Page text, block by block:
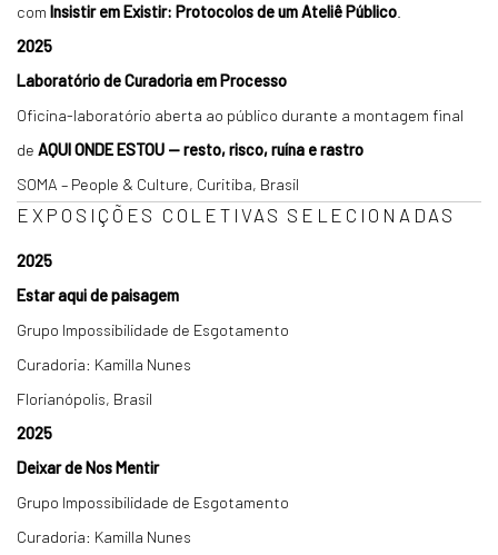
com Insistir em Existir: Protocolos de um Ateliê Público
2025
Laboratório de Curadoria em Processo
Oficina-laboratório aberta ao público durante a montagem final
de AQUI ONDE ESTOU — resto, risco, ruína e rastro
SOMA – People & Culture, Curitiba, Brasil
EXPOSIÇÕES COLETIVAS SELECIONADAS
2025
Estar aqui de paisagem
Grupo Impossibilidade de Esgotamento
Curadoria: Kamilla Nunes
Florianópolis, Brasil
2025
Deixar de Nos Mentir
Grupo Impossibilidade de Esgotamento
Curadoria: Kamilla Nunes